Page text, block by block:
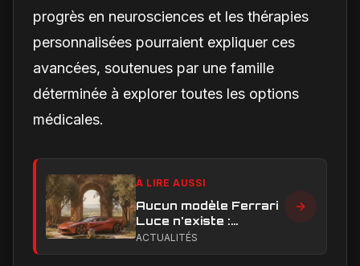
progrès en neurosciences et les thérapies
personnalisées pourraient expliquer ces
avancées, soutenues par une famille
déterminée à explorer toutes les options
médicales.
À LIRE AUSSI
Aucun modèle Ferrari
Luce n'existe :
clarification sur les
ACTUALITÉS